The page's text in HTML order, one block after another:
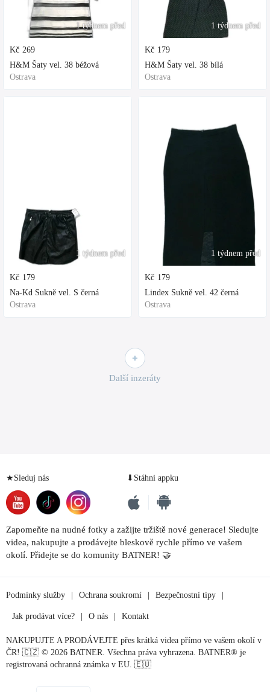
1 týdnem před
Kč 269
H&M Šaty vel. 38 béžová
Ostrava
1 týdnem před
Kč 179
Na-Kd Sukně vel. S černá
Ostrava
1 týdnem před
Kč 179
H&M Šaty vel. 38 bílá
Ostrava
1 týdnem před
Kč 179
Lindex Sukně vel. 42 černá
Ostrava
Další inzeráty
★Sleduj nás ⬇Stáhni appku
Zapomeňte na nudné fotky a zažijte tržiště nové generace! Sledujte
videa, nakupujte a prodávejte bleskově rychle přímo ve vašem
okolí. Přidejte se do komunity BATNER! 🤝
Podmínky služby Ochrana soukromí Bezpečnostní tipy
Jak prodávat více? O nás Kontakt
NAKUPUJTE A PRODÁVEJTE přes krátká videa přímo ve vašem okolí v
ČR! 🇨🇿 © 2026 BATNER. Všechna práva vyhrazena. BATNER® je
registrovaná ochranná známka v EU. 🇪🇺